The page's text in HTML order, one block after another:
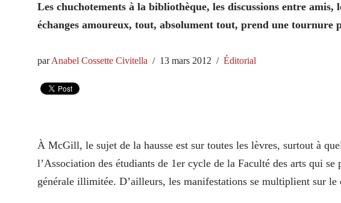
Les chuchotements à la bibliothèque, les discussions entre amis,
échanges amoureux, tout, absolument tout, prend une tournure
parAnabel Cossette Civitella 13 mars 2012 Éditorial
À McGill, le sujet de la hausse est sur toutes les lèvres, surtout à
l’Association des étudiants de 1er cycle de la Faculté des arts qui se
générale illimitée. D’ailleurs, les manifestations se multiplient sur le